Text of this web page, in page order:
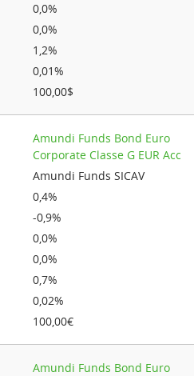
0,0%
0,0%
1,2%
0,01%
100,00$
Amundi Funds Bond Euro
Corporate Classe G EUR Acc
Amundi Funds SICAV
0,4%
-0,9%
0,0%
0,0%
0,7%
0,02%
100,00€
Amundi Funds Bond Euro